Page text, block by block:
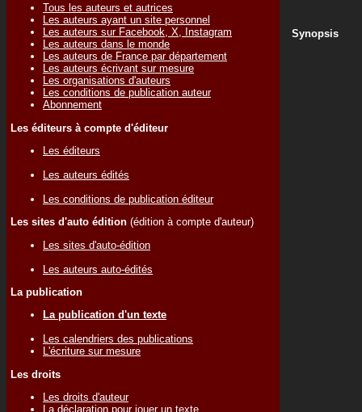
Tous les auteurs et autrices
Les auteurs ayant un site personnel
Les auteurs sur Facebook, X, Instagram
Les auteurs dans le monde
Les auteurs de France par département
Les auteurs écrivant sur mesure
Les organisations d'auteurs
Les conditions de publication auteur
Abonnement
Les éditeurs à compte d'éditeur
Les éditeurs
Les auteurs édités
Les conditions de publication éditeur
Les sites d'auto édition (édition à compte d'auteur)
Les sites d'auto-édition
Les auteurs auto-édités
La publication
La publication d'un texte
Les calendriers des publications
L'écriture sur mesure
Les droits
Les droits d'auteur
La déclaration pour jouer un texte
Synopsis